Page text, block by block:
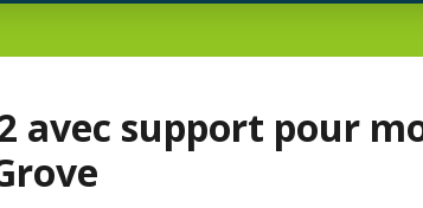
avec support pour